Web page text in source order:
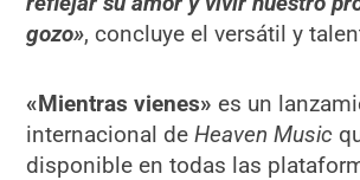
gozo», concluye el versátil y
«Mientras vienes» es un
internacional deHeaven Music
disponible en todas las